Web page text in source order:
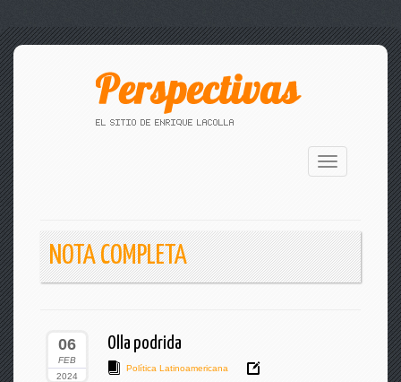
Toggle
navigation
NOTA COMPLETA
06
FEB
2024
Olla podrida
Política Latinoamericana